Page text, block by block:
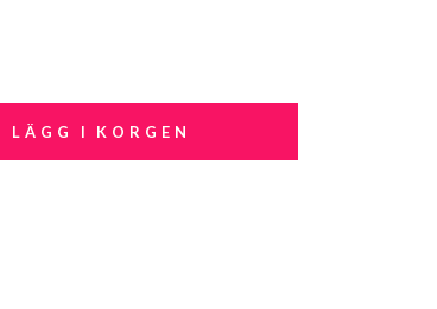
LÄGG I KORGEN